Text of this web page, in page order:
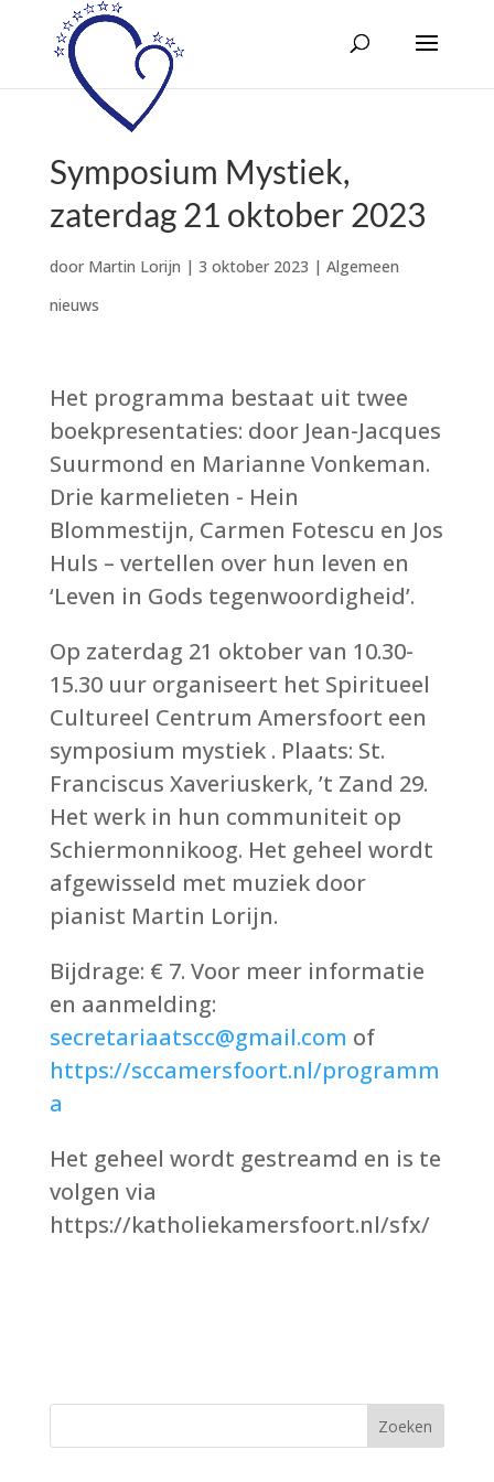
Symposium Mystiek,
zaterdag 21 oktober 2023
door Martin Lorijn | 3 oktober 2023 | Algemeen
nieuws
Het programma bestaat uit twee
boekpresentaties: door Jean-Jacques
Suurmond en Marianne Vonkeman.
Drie karmelieten - Hein
Blommestijn, Carmen Fotescu en Jos
Huls – vertellen over hun leven en
‘Leven in Gods tegenwoordigheid’.
Op zaterdag 21 oktober van 10.30-
15.30 uur organiseert het Spiritueel
Cultureel Centrum Amersfoort een
symposium mystiek . Plaats: St.
Franciscus Xaveriuskerk, ’t Zand 29.
Het werk in hun communiteit op
Schiermonnikoog. Het geheel wordt
afgewisseld met muziek door
pianist Martin Lorijn.
Bijdrage: € 7. Voor meer informatie
en aanmelding:
secretariaatscc@gmail.com of
https://sccamersfoort.nl/programm
a
Het geheel wordt gestreamd en is te
volgen via
https://katholiekamersfoort.nl/sfx/